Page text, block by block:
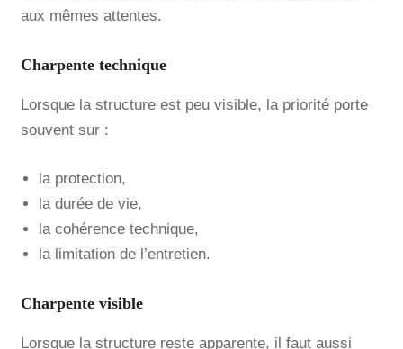
aux mêmes attentes.
Charpente technique
Lorsque la structure est peu visible, la priorité porte
souvent sur :
la protection,
la durée de vie,
la cohérence technique,
la limitation de l’entretien.
Charpente visible
Lorsque la structure reste apparente, il faut aussi